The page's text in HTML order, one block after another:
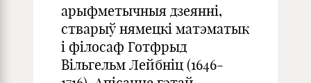
арыфметычныя дзеянні,
стварыў нямецкі матэматык
і філосаф Готфрыд
Вільгельм Лейбніц (1646-